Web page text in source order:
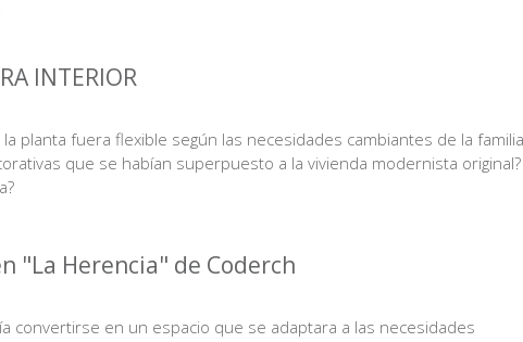
INTERIOR
planta fuera flexible según las necesidades cambiantes de la
que se habían superpuesto a la vivienda modernista
"La Herencia" de Coderch
convertirse en un espacio que se adaptara a las necesidades